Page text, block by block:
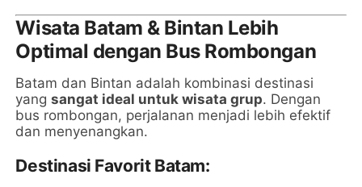
Wisata Batam & Bintan Lebih
Optimal dengan Bus Rombongan
Batam dan Bintan adalah kombinasi destinasi
yangsangat ideal untuk wisata grup. Dengan
bus rombongan, perjalanan menjadi lebih efektif
dan menyenangkan.
Destinasi Favorit Batam: